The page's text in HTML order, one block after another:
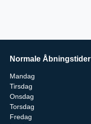
Normale Åbningstider
Mandag
Tirsdag
Onsdag
Torsdag
Fredag